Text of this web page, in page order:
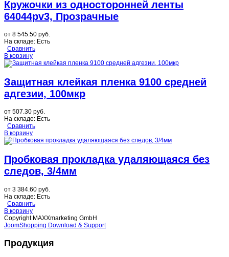
Кружочки из односторонней ленты
64044pv3, Прозрачные
от 8 545.50 руб.
На складе: Есть
Сравнить
В корзину
Защитная клейкая пленка 9100 средней
адгезии, 100мкр
от 507.30 руб.
На складе: Есть
Сравнить
В корзину
Пробковая прокладка удаляющаяся без
следов, 3/4мм
от 3 384.60 руб.
На складе: Есть
Сравнить
В корзину
Copyright MAXXmarketing GmbH
JoomShopping Download & Support
Продукция